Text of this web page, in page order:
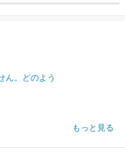
ん。どのよう
もっと見る